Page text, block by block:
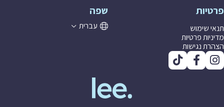
שימוש
פרטיות
נגישות
שפה
עברית